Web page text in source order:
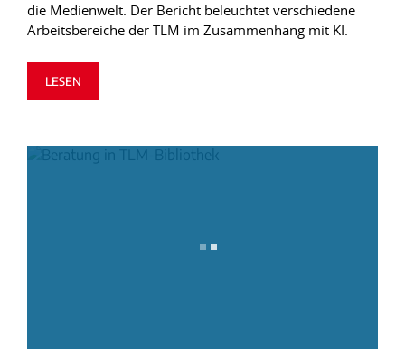
die Medienwelt. Der Bericht beleuchtet verschiedene
Arbeitsbereiche der TLM im Zusammenhang mit KI.
LESEN